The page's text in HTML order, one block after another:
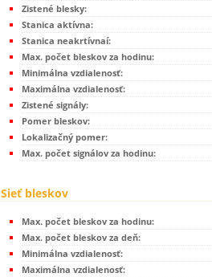
Zistené blesky:
Stanica aktívna:
Stanica neakrtívnaí:
Max. počet bleskov za hodinu:
Minimálna vzdialenosť:
Maximálna vzdialenosť:
Zistené signály:
Pomer bleskov:
Lokalizačný pomer:
Max. počet signálov za hodinu:
Sieť bleskov
Max. počet bleskov za hodinu:
Max. počet bleskov za deň:
Minimálna vzdialenosť:
Maximálna vzdialenosť: